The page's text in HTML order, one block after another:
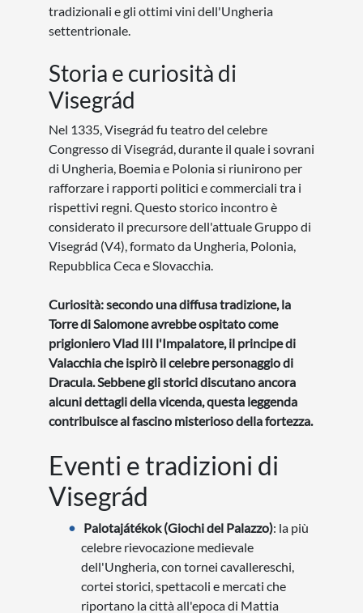
tradizionali e gli ottimi vini dell'Ungheria
settentrionale.
Storia e curiosità di
Visegrád
Nel 1335, Visegrád fu teatro del celebre
Congresso di Visegrád, durante il quale i sovrani
di Ungheria, Boemia e Polonia si riunirono per
rafforzare i rapporti politici e commerciali tra i
rispettivi regni. Questo storico incontro è
considerato il precursore dell'attuale Gruppo di
Visegrád (V4), formato da Ungheria, Polonia,
Repubblica Ceca e Slovacchia.
Curiosità: secondo una diffusa tradizione, la
Torre di Salomone avrebbe ospitato come
prigioniero Vlad III l'Impalatore, il principe di
Valacchia che ispirò il celebre personaggio di
Dracula. Sebbene gli storici discutano ancora
alcuni dettagli della vicenda, questa leggenda
contribuisce al fascino misterioso della fortezza.
Eventi e tradizioni di
Visegrád
Palotajátékok (Giochi del Palazzo): la più
celebre rievocazione medievale
dell'Ungheria, con tornei cavallereschi,
cortei storici, spettacoli e mercati che
riportano la città all'epoca di Mattia